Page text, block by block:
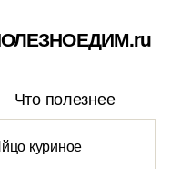
Что полезнее